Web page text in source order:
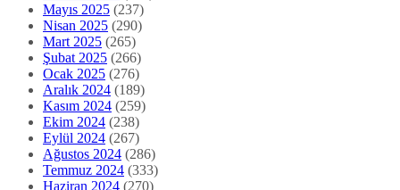
Mayıs 2025 (237)
Nisan 2025 (290)
Mart 2025 (265)
Şubat 2025 (266)
Ocak 2025 (276)
Aralık 2024 (189)
Kasım 2024 (259)
Ekim 2024 (238)
Eylül 2024 (267)
Ağustos 2024 (286)
Temmuz 2024 (333)
Haziran 2024 (270)